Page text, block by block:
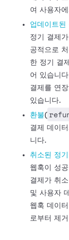
여 사용자
업데이트된
정기 결제
공적으로
한 정기 결
어 있습니
결제를 연
있습니다.
환불(
결제
데이
니다.
취소된 정기
웹훅이
성
결제가 취
및 사용자
웹훅 데이
로부터 제